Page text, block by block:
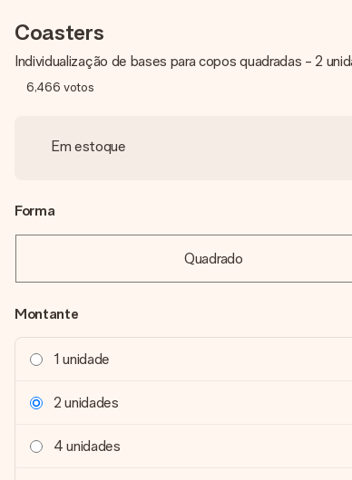
Coasters
Individualização de bases para copos quadradas - 2
6,466 votos
Em estoque
Forma
Quadrado
Montante
1 unidade
2 unidades
4 unidades